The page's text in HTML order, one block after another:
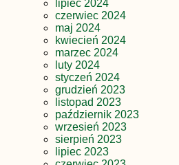
lipiec 2024
czerwiec 2024
maj 2024
kwiecień 2024
marzec 2024
luty 2024
styczeń 2024
grudzień 2023
listopad 2023
październik 2023
wrzesień 2023
sierpień 2023
lipiec 2023